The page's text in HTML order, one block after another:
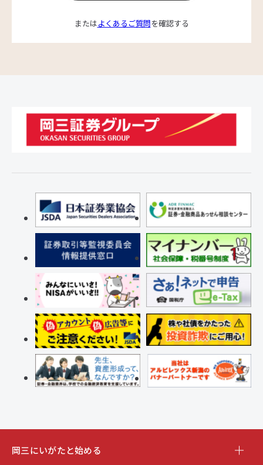
またはよくあるご質問を確認する
岡三にいがたと始める